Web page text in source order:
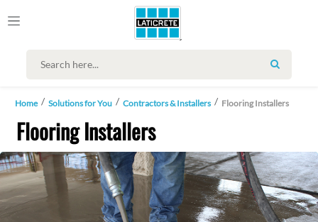
SEARCH
Home Solutions for You Contractors & Installers Flooring Installers
Flooring Installers